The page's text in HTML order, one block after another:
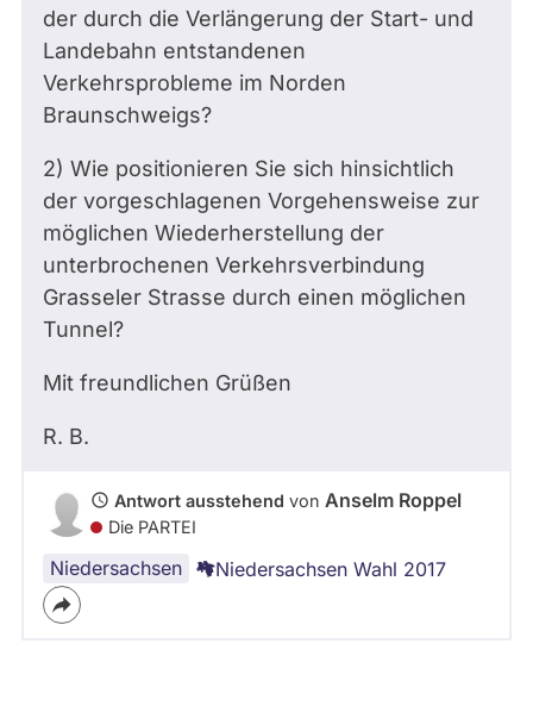
der durch die Verlängerung der Start- und
Landebahn entstandenen
Verkehrsprobleme im Norden
Braunschweigs?
2) Wie positionieren Sie sich hinsichtlich
der vorgeschlagenen Vorgehensweise zur
möglichen Wiederherstellung der
unterbrochenen Verkehrsverbindung
Grasseler Strasse durch einen möglichen
Tunnel?
Mit freundlichen Grüßen
R. B.
Antwort ausstehend von Anselm Roppel
Die PARTEI
Niedersachsen Niedersachsen Wahl 2017